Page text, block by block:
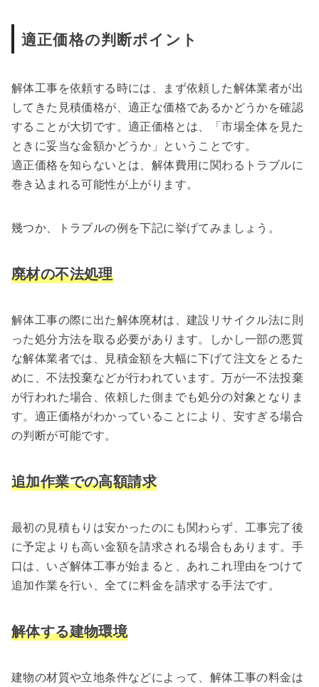
適正価格の判断ポイント
解体工事を依頼する時には、まず依頼した解体業者が出
してきた見積価格が、適正な価格であるかどうかを確認
することが大切です。適正価格とは、「市場全体を見た
ときに妥当な金額かどうか」ということです。
適正価格を知らないとは、解体費用に関わるトラブルに
巻き込まれる可能性が上がります。
幾つか、トラブルの例を下記に挙げてみましょう。
廃材の不法処理
解体工事の際に出た解体廃材は、建設リサイクル法に則
った処分方法を取る必要があります。しかし一部の悪質
な解体業者では、見積金額を大幅に下げて注文をとるた
めに、不法投棄などが行われています。万が一不法投棄
が行われた場合、依頼した側までも処分の対象となりま
す。適正価格がわかっていることにより、安すぎる場合
の判断が可能です。
追加作業での高額請求
最初の見積もりは安かったのにも関わらず、工事完了後
に予定よりも高い金額を請求される場合もあります。手
口は、いざ解体工事が始まると、あれこれ理由をつけて
追加作業を行い、全てに料金を請求する手法です。
解体する建物環境
建物の材質や立地条件などによって、解体工事の料金は